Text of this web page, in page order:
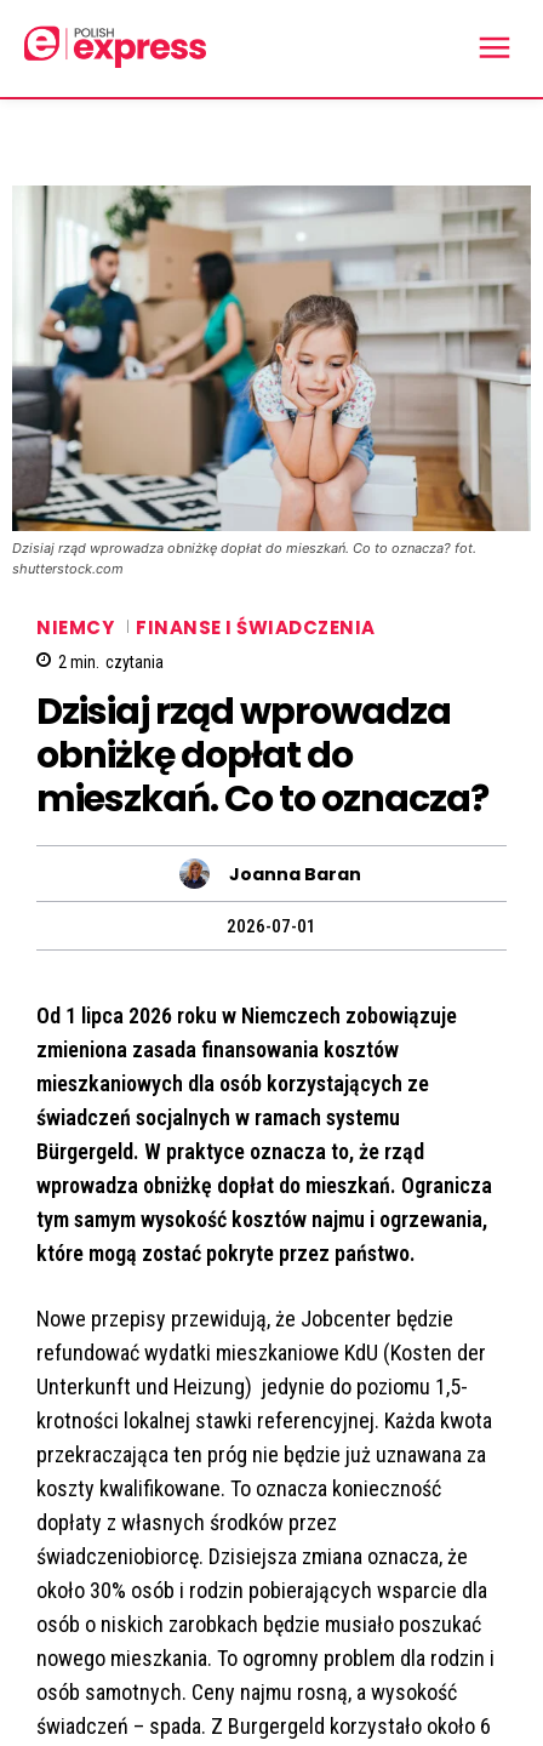
Dzisiaj rząd wprowadza obniżkę dopłat do mieszkań. Co to oznacza? fot.
shutterstock.com
NIEMCY FINANSE I ŚWIADCZENIA
2min. czytania
Dzisiaj rząd wprowadza
obniżkę dopłat do
mieszkań. Co to oznacza?
Joanna Baran
2026-07-01
Od 1 lipca 2026 roku w Niemczech zobowiązuje
zmieniona zasada finansowania kosztów
mieszkaniowych dla osób korzystających ze
świadczeń socjalnych w ramach systemu
Bürgergeld. W praktyce oznacza to, że rząd
wprowadza obniżkę dopłat do mieszkań. Ogranicza
tym samym wysokość kosztów najmu i ogrzewania,
które mogą zostać pokryte przez państwo.
Nowe przepisy przewidują, że Jobcenter będzie
refundować wydatki mieszkaniowe KdU (Kosten der
Unterkunft und Heizung) jedynie do poziomu 1,5-
krotności lokalnej stawki referencyjnej. Każda kwota
przekraczająca ten próg nie będzie już uznawana za
koszty kwalifikowane. To oznacza konieczność
dopłaty z własnych środków przez
świadczeniobiorcę. Dzisiejsza zmiana oznacza, że
około 30% osób i rodzin pobierających wsparcie dla
osób o niskich zarobkach będzie musiało poszukać
nowego mieszkania. To ogromny problem dla rodzin i
osób samotnych. Ceny najmu rosną, a wysokość
świadczeń – spada. Z Burgergeld korzystało około 6